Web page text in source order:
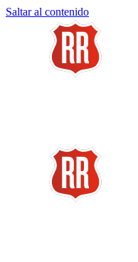
Saltar al contenido